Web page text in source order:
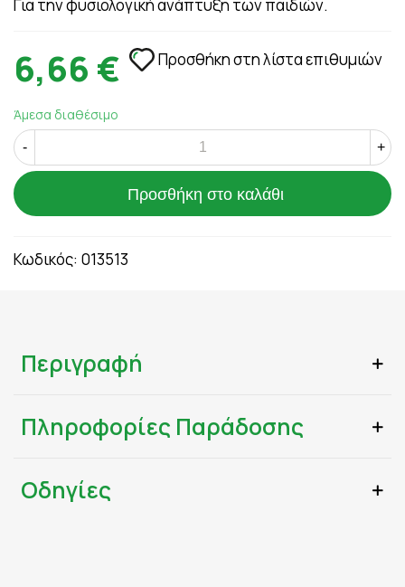
Για την φυσιολογική ανάπτυξη των παιδιών.
6,66 € Προσθήκη στη λίστα επιθυμιών
Άμεσα διαθέσιμο
- +
Προσθήκη στο καλάθι
Κωδικός: 013513
Περιγραφή
Πληροφορίες Παράδοσης
Οδηγίες